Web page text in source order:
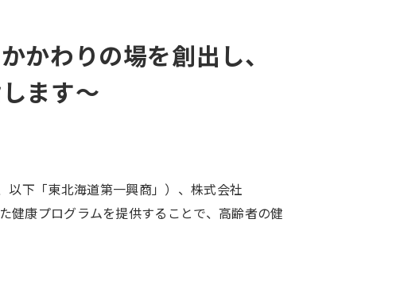
かわりの場を創出し、
ます～
下「東北海道第一興商」）、株式会社
康プログラムを提供することで、高齢者の健